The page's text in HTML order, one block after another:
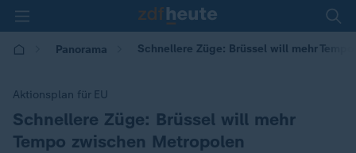
Panorama Schnellere Züge: Brüssel will mehr
Aktionsplan für EU
:
Schnellere Züge: Brüssel will mehr
Tempo zwischen Metropolen